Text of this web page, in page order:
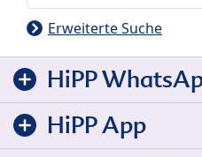
Erweiterte Suche
HiPP
HiPP App